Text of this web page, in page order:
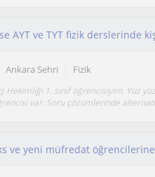
AYT ve TYT fizik derslerinde
Ankara Sehri Fizik
Hekimliği 1. sınıf öğrencisiyim. Yüz
var. Soru çözümlerinde
ve yeni müfredat